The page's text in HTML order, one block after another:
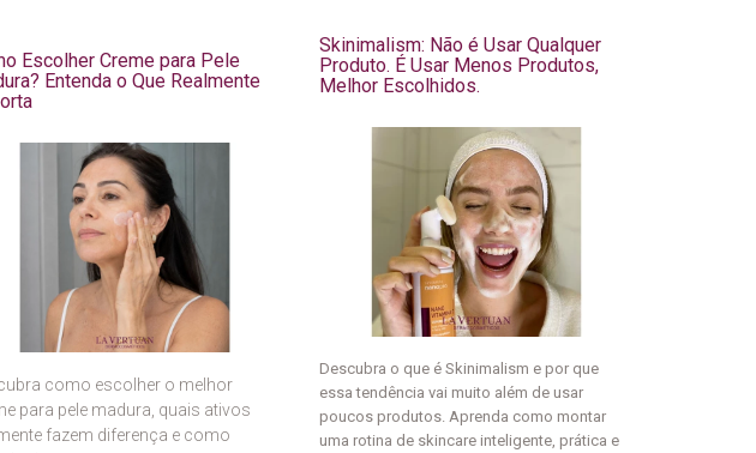
Escolher Creme para Pele
Entenda o Que Realmente
como escolher o melhor
para pele madura, quais ativos
fazem diferença e como
Skinimalism: Não é Usar Qualquer
Produto. É Usar Menos Produtos,
Melhor Escolhidos.
Descubra o que é Skinimalism e por que
essa tendência vai muito além de usar
poucos produtos. Aprenda como montar
uma rotina de skincare inteligente, prática e